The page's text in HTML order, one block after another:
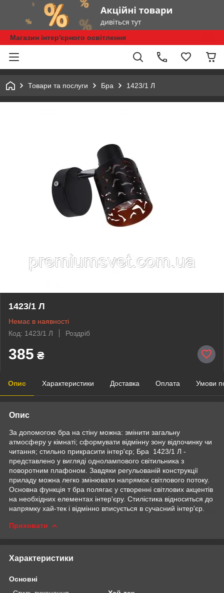
Магазин інтер'єрного освітлення
Товари та послуги Бра 1423/1 Л
1423/1 Л
Немає в наявності
Код: 1423/1 Л
Роздріб
385 ₴
Опис Характеристики Доставка Оплата Умови
Опис
За допомогою бра на стіну можна: змінити загальну
атмосферу у кімнаті; сформувати відмінну зону відпочинку чи
читання; стильно прикрасити інтер'єр; Бра 1423/1 Л -
представлено у вигляді однолампового світильника з
поворотним плафоном. Завдяки регульованій конструкції
приладу можна легко змінювати напрямок світлового потоку.
Основна функція т бра полягає у створенні світлових акцентів
на необхідних елементах інтер'єру. Стилістика відноситься до
напрямку хай-тек і відмінно вписується в сучасний інтер'єр.
Приховати
Характеристики
Основні